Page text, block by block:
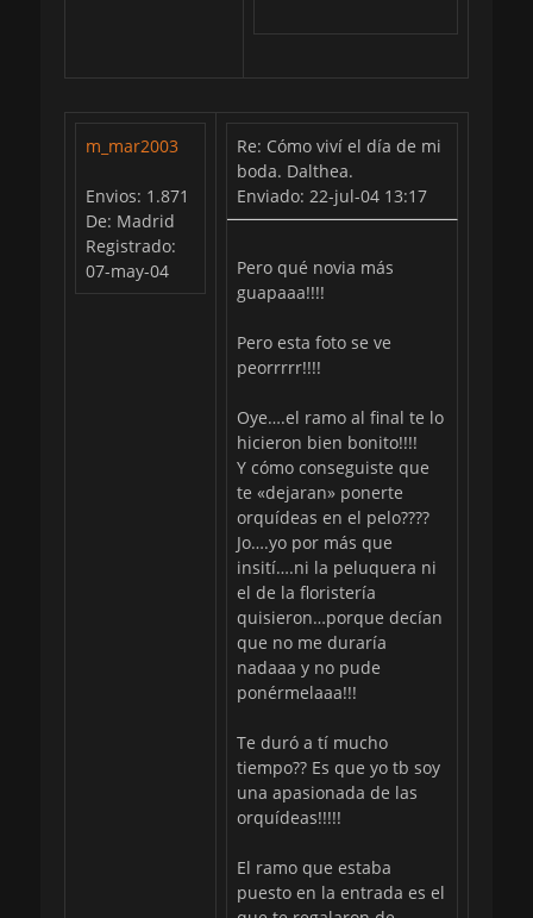
m_mar2003
Envios: 1.871
De: Madrid
Registrado:
07-may-04
Re: Cómo viví el día de mi
boda. Dalthea.
Enviado: 22-jul-04 13:17
Pero qué novia más
guapaaa!!!!
Pero esta foto se ve
peorrrrr!!!!
Oye….el ramo al final te lo
hicieron bien bonito!!!!
Y cómo conseguiste que
te «dejaran» ponerte
orquídeas en el pelo????
Jo….yo por más que
insití….ni la peluquera ni
el de la floristería
quisieron…porque decían
que no me duraría
nadaaa y no pude
ponérmelaaa!!!
Te duró a tí mucho
tiempo?? Es que yo tb soy
una apasionada de las
orquídeas!!!!!
El ramo que estaba
puesto en la entrada es el